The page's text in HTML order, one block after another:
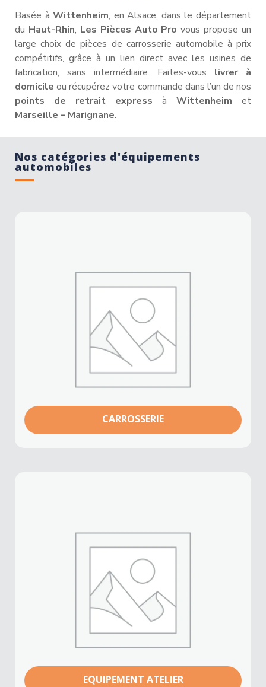
Basée àWittenheim, en Alsace, dans le département
du Haut-Rhin, Les Pièces Auto Pro vous propose un
large choix de pièces de carrosserie automobile à prix
compétitifs, grâce à un lien direct avec les usines de
fabrication, sans intermédiaire. Faites-vous livrer à
domicile ou récupérez votre commande dans l’un de nos
points de retrait express à Wittenheim et
Marseille – Marignane.
Nos catégories d'équipements
automobiles
CARROSSERIE
EQUIPEMENT ATELIER